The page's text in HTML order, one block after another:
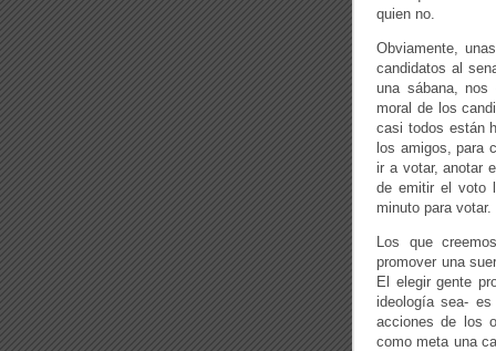
quien no.
Obviamente,
candidatos al
una sábana,
moral de los
casi todos están
los amigos, para
ir a votar, anotar
de emitir el voto
minuto para votar.
Los que
promover una
El elegir gente
ideología sea-
acciones de los
como meta una